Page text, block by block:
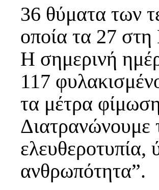
36 θύματα των
οποία τα 27 στη
Η σημερινή
117
τα μέτρα
Διατρανώνουμε
ελευθεροτυπία,
ανθρωπότητα”.